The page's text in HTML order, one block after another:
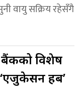
वायु सक्रिय रहेसँगै
बैंकको विशेष
हब’